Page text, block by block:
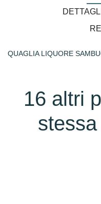
QUAGLIA LIQUORE
16 altri